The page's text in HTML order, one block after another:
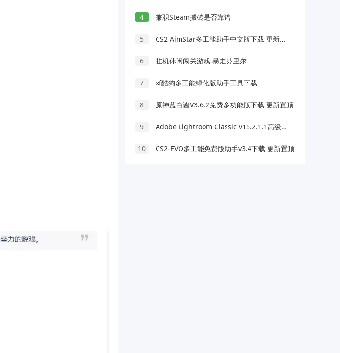
4 兼职Steam搬砖是否靠谱
5 CS2 AimStar多工能助手中文版下载 更新置顶
6 挂机休闲闯关游戏 暴走芬里尔
7 xf酷狗多工能绿化版助手工具下载
8 原神蓝白酱V3.6.2免费多功能版下载 更新置顶
9 Adobe Lightroom Classic v15.2.1.1高级版
10 CS2-EVO多工能免费版助手v3.4下载 更新置顶